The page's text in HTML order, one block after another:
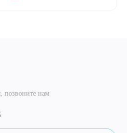
данных
позвоните нам